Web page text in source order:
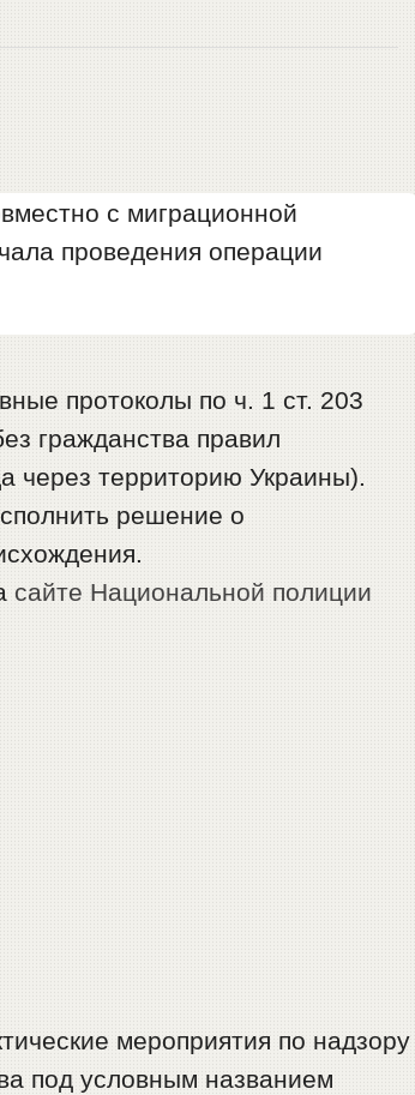
с миграционной
проведения операции
протоколы по ч. 1 ст. 203
гражданства правил
через территорию Украины).
решение о
сайте Национальной полиции
мероприятия по надзору
под условным названием